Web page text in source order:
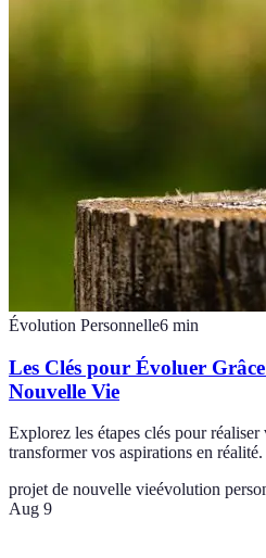
Évolution Personnelle6 min
Les Clés pour Évoluer
Nouvelle Vie
Explorez les étapes clés pour
transformer vos aspirations en
projet de nouvelle vieévolution
Aug 9